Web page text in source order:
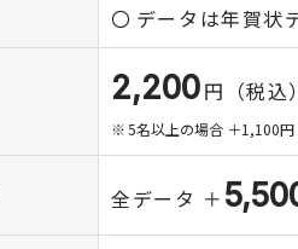
データは年賀状
2,200円（税込）
5名以上の場合 ＋1,100円
全データ ＋